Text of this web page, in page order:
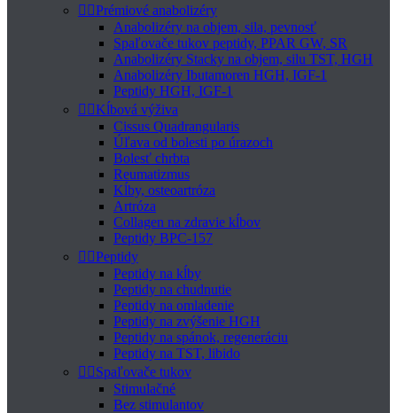
 Prémiové anabolizéry
Anabolizéry na objem, sila, pevnosť
Spaľovače tukov peptidy, PPAR GW, SR
Anabolizéry Stacky na objem, silu TST, HGH
Anabolizéry Ibutamoren HGH, IGF-1
Peptidy HGH, IGF-1
 Kĺbová výživa
Cissus Quadrangularis
Úľava od bolesti po úrazoch
Bolesť chrbta
Reumatizmus
Kĺby, osteoartróza
Artróza
Collagen na zdravie kĺbov
Peptidy BPC-157
 Peptidy
Peptidy na kĺby
Peptidy na chudnutie
Peptidy na omladenie
Peptidy na zvýšenie HGH
Peptidy na spánok, regeneráciu
Peptidy na TST, libido
 Spaľovače tukov
Stimulačné
Bez stimulantov